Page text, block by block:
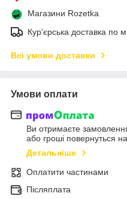
Магазини Rozetka
Кур'єрська доставка по
Всі умови доставки
Умови оплати
Ви отримаєте
або гроші повернуться
Детальніше
Оплатити частинами
Післяплата